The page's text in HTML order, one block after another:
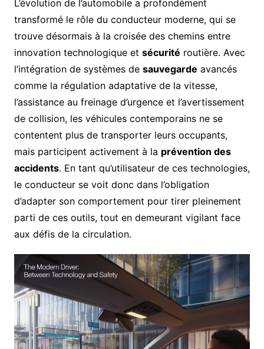
L’évolution de l’automobile a profondément
transformé le rôle du conducteur moderne, qui se
trouve désormais à la croisée des chemins entre
innovation technologique et sécurité routière. Avec
l’intégration de systèmes de sauvegarde avancés
comme la régulation adaptative de la vitesse,
l’assistance au freinage d’urgence et l’avertissement
de collision, les véhicules contemporains ne se
contentent plus de transporter leurs occupants,
mais participent activement à la prévention des
accidents. En tant qu’utilisateur de ces technologies,
le conducteur se voit donc dans l’obligation
d’adapter son comportement pour tirer pleinement
parti de ces outils, tout en demeurant vigilant face
aux défis de la circulation.